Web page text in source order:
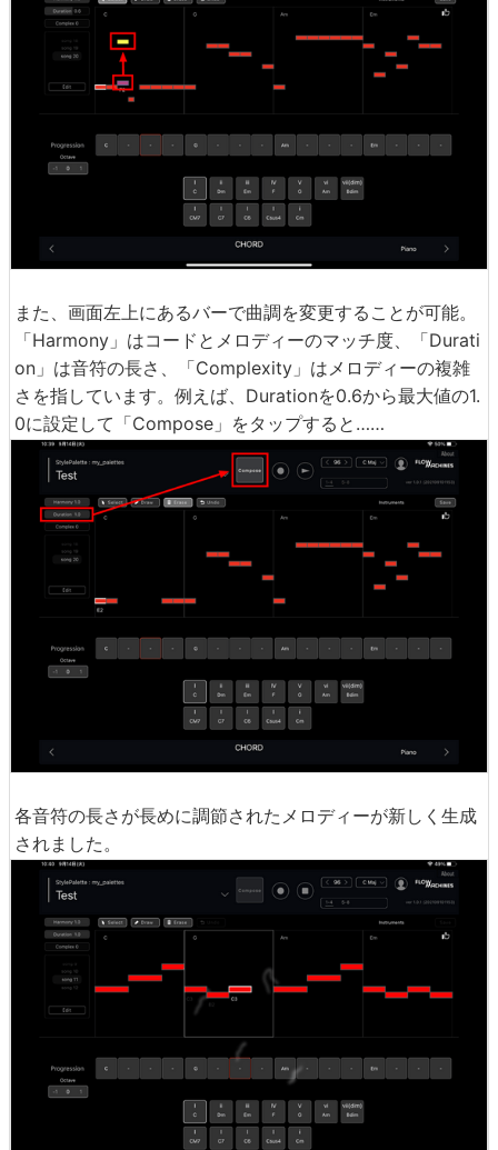
また、画面左上にあるバーで曲調を変更することが可能。
「Harmony」はコードとメロディーのマッチ度、「Durati
on」は音符の長さ、「Complexity」はメロディーの複雑
さを指しています。例えば、Durationを0.6から最大値の1.
0に設定して「Compose」をタップすると……
各音符の長さが長めに調節されたメロディーが新しく生成
されました。